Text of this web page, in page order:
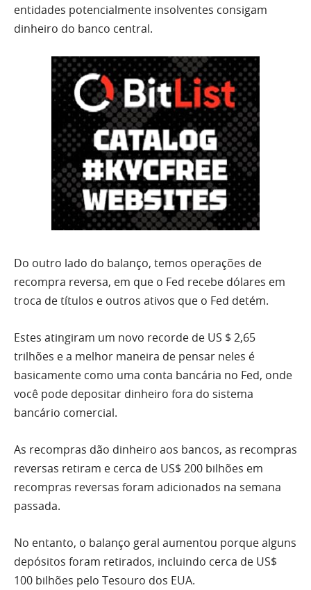
entidades potencialmente insolventes consigam
dinheiro do banco central.
Do outro lado do balanço, temos operações de
recompra reversa, em que o Fed recebe dólares em
troca de títulos e outros ativos que o Fed detém.
Estes atingiram um novo recorde de US $ 2,65
trilhões e a melhor maneira de pensar neles é
basicamente como uma conta bancária no Fed, onde
você pode depositar dinheiro fora do sistema
bancário comercial.
As recompras dão dinheiro aos bancos, as recompras
reversas retiram e cerca de US$ 200 bilhões em
recompras reversas foram adicionados na semana
passada.
No entanto, o balanço geral aumentou porque alguns
depósitos foram retirados, incluindo cerca de US$
100 bilhões pelo Tesouro dos EUA.